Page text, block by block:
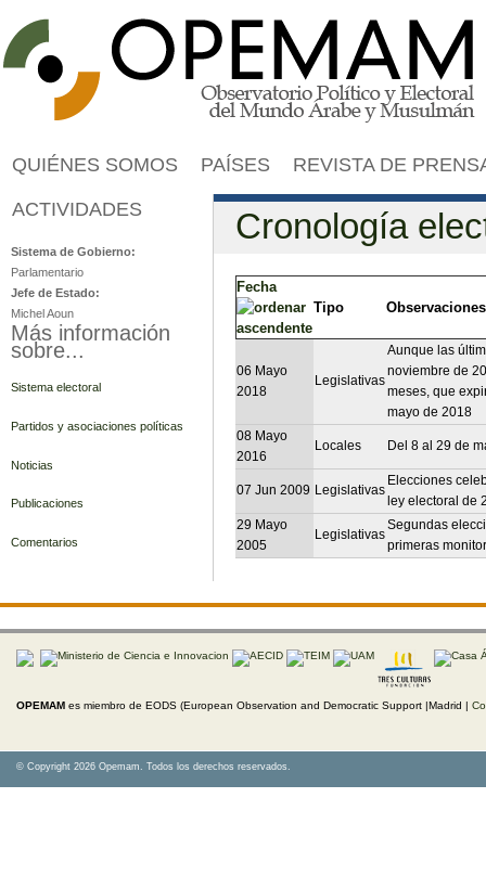
Cronología
Fecha
Tipo
Observaciones
06 Mayo
2018
Legislativas
Aunque las
noviembre de
meses, que
mayo de 2018
08 Mayo
2016
Locales Del 8 al 29 de
07 Jun 2009 Legislativas
Elecciones
ley electoral de
29 Mayo
2005
Legislativas
Segundas
primeras
QUIÉNES SOMOS PAÍSES REVISTA DE
ACTIVIDADES
Lebanon
Sistema de Gobierno:
Parlamentario
Jefe de Estado:
Michel Aoun
Más información
sobre...
Sistema electoral
Partidos y asociaciones políticas
Noticias
Publicaciones
Comentarios
OPEMAM es miembro de EODS (European Observation and Democratic Support |Madrid |
© Copyright 2026 Opemam. Todos los derechos reservados.